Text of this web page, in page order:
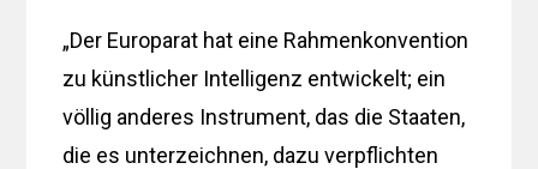
„Der Europarat hat eine Rahmenkonvention
zu künstlicher Intelligenz entwickelt; ein
völlig anderes Instrument, das die Staaten,
die es unterzeichnen, dazu verpflichten